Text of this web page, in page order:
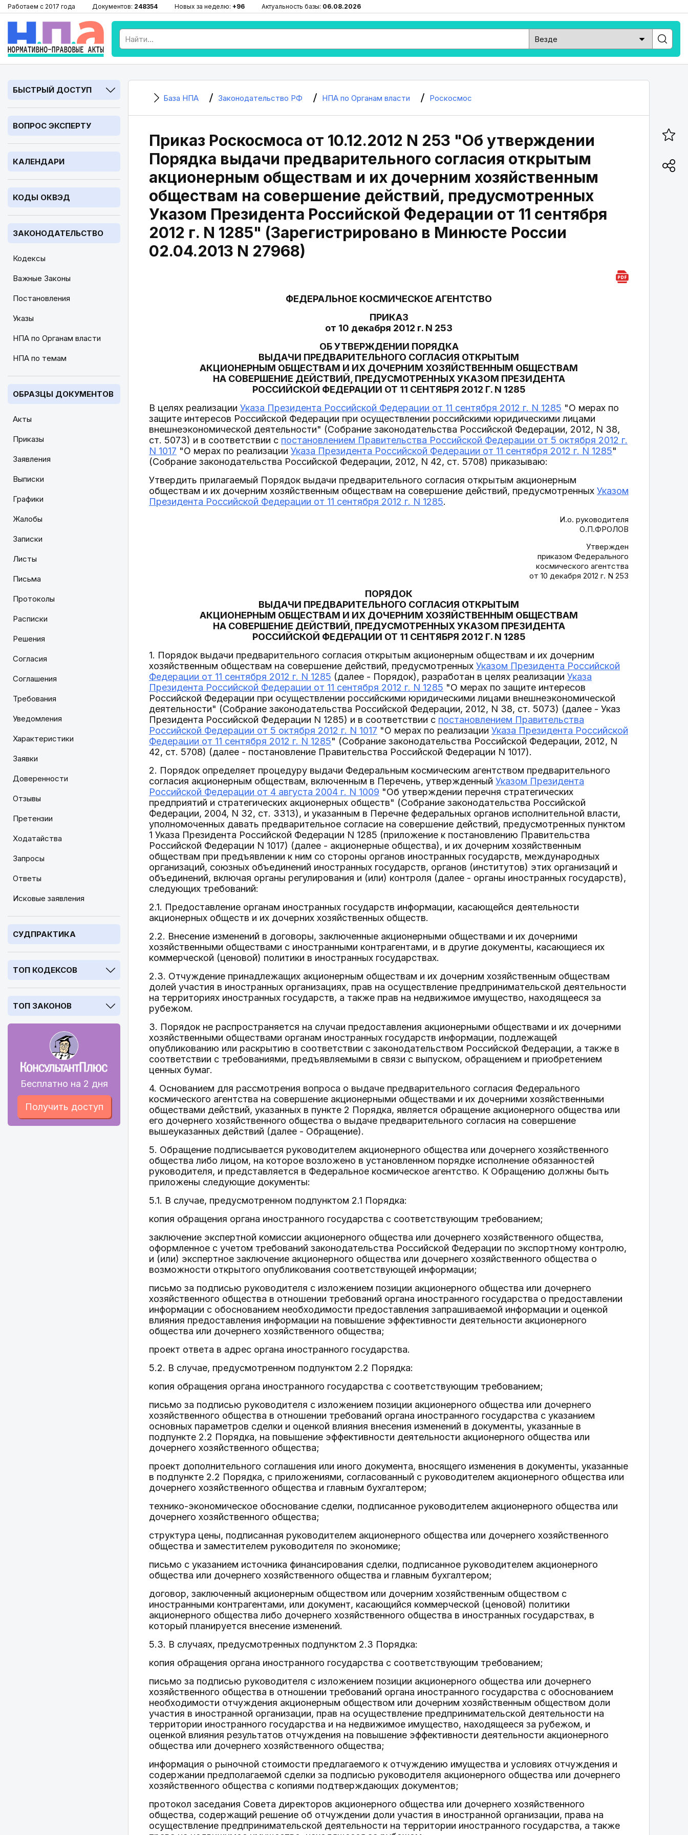
Работаем с 2017 года Документов: 248354 Новых за неделю: +96 Актуальность базы: 06.08.2026
БЫСТРЫЙ ДОСТУП
ВОПРОС ЭКСПЕРТУ
КАЛЕНДАРИ
КОДЫ ОКВЭД
ЗАКОНОДАТЕЛЬСТВО
Кодексы
Важные Законы
Постановления
Указы
НПА по Органам власти
НПА по темам
ОБРАЗЦЫ ДОКУМЕНТОВ
Акты
Приказы
Заявления
Выписки
Графики
Жалобы
Записки
Листы
Письма
Протоколы
Расписки
Решения
Согласия
Соглашения
Требования
Уведомления
Характеристики
Заявки
Доверенности
Отзывы
Претензии
Ходатайства
Запросы
Ответы
Исковые заявления
СУДПРАКТИКА
ТОП КОДЕКСОВ
ТОП ЗАКОНОВ
Бесплатно на 2 дня
Получить доступ
База НПА Законодательство РФ НПА по Органам власти Роскосмос
Приказ Роскосмоса от 10.12.2012 N 253 "Об утверждении
Порядка выдачи предварительного согласия открытым
акционерным обществам и их дочерним хозяйственным
обществам на совершение действий, предусмотренных
Указом Президента Российской Федерации от 11 сентября
2012 г. N 1285" (Зарегистрировано в Минюсте России
02.04.2013 N 27968)
ФЕДЕРАЛЬНОЕ КОСМИЧЕСКОЕ АГЕНТСТВО
ПРИКАЗ
от 10 декабря 2012 г. N 253
ОБ УТВЕРЖДЕНИИ ПОРЯДКА
ВЫДАЧИ ПРЕДВАРИТЕЛЬНОГО СОГЛАСИЯ ОТКРЫТЫМ
АКЦИОНЕРНЫМ ОБЩЕСТВАМ И ИХ ДОЧЕРНИМ ХОЗЯЙСТВЕННЫМ ОБЩЕСТВАМ
НА СОВЕРШЕНИЕ ДЕЙСТВИЙ, ПРЕДУСМОТРЕННЫХ УКАЗОМ ПРЕЗИДЕНТА
РОССИЙСКОЙ ФЕДЕРАЦИИ ОТ 11 СЕНТЯБРЯ 2012 Г. N 1285
В целях реализации Указа Президента Российской Федерации от 11 сентября 2012 г. N 1285 "О мерах по
защите интересов Российской Федерации при осуществлении российскими юридическими лицами
внешнеэкономической деятельности" (Собрание законодательства Российской Федерации, 2012, N 38,
ст. 5073) и в соответствии с постановлением Правительства Российской Федерации от 5 октября 2012 г.
N 1017 "О мерах по реализации Указа Президента Российской Федерации от 11 сентября 2012 г. N 1285"
(Собрание законодательства Российской Федерации, 2012, N 42, ст. 5708) приказываю:
Утвердить прилагаемый Порядок выдачи предварительного согласия открытым акционерным
обществам и их дочерним хозяйственным обществам на совершение действий, предусмотренных Указом
Президента Российской Федерации от 11 сентября 2012 г. N 1285.
И.о. руководителя
О.П.ФРОЛОВ
Утвержден
приказом Федерального
космического агентства
от 10 декабря 2012 г. N 253
ПОРЯДОК
ВЫДАЧИ ПРЕДВАРИТЕЛЬНОГО СОГЛАСИЯ ОТКРЫТЫМ
АКЦИОНЕРНЫМ ОБЩЕСТВАМ И ИХ ДОЧЕРНИМ ХОЗЯЙСТВЕННЫМ ОБЩЕСТВАМ
НА СОВЕРШЕНИЕ ДЕЙСТВИЙ, ПРЕДУСМОТРЕННЫХ УКАЗОМ ПРЕЗИДЕНТА
РОССИЙСКОЙ ФЕДЕРАЦИИ ОТ 11 СЕНТЯБРЯ 2012 Г. N 1285
1. Порядок выдачи предварительного согласия открытым акционерным обществам и их дочерним
хозяйственным обществам на совершение действий, предусмотренных Указом Президента Российской
Федерации от 11 сентября 2012 г. N 1285 (далее - Порядок), разработан в целях реализации Указа
Президента Российской Федерации от 11 сентября 2012 г. N 1285 "О мерах по защите интересов
Российской Федерации при осуществлении российскими юридическими лицами внешнеэкономической
деятельности" (Собрание законодательства Российской Федерации, 2012, N 38, ст. 5073) (далее - Указ
Президента Российской Федерации N 1285) и в соответствии с постановлением Правительства
Российской Федерации от 5 октября 2012 г. N 1017 "О мерах по реализации Указа Президента Российской
Федерации от 11 сентября 2012 г. N 1285" (Собрание законодательства Российской Федерации, 2012, N
42, ст. 5708) (далее - постановление Правительства Российской Федерации N 1017).
2. Порядок определяет процедуру выдачи Федеральным космическим агентством предварительного
согласия акционерным обществам, включенным в Перечень, утвержденный Указом Президента
Российской Федерации от 4 августа 2004 г. N 1009 "Об утверждении перечня стратегических
предприятий и стратегических акционерных обществ" (Собрание законодательства Российской
Федерации, 2004, N 32, ст. 3313), и указанным в Перечне федеральных органов исполнительной власти,
уполномоченных давать предварительное согласие на совершение действий, предусмотренных пунктом
1 Указа Президента Российской Федерации N 1285 (приложение к постановлению Правительства
Российской Федерации N 1017) (далее - акционерные общества), и их дочерним хозяйственным
обществам при предъявлении к ним со стороны органов иностранных государств, международных
организаций, союзных объединений иностранных государств, органов (институтов) этих организаций и
объединений, включая органы регулирования и (или) контроля (далее - органы иностранных государств),
следующих требований:
2.1. Предоставление органам иностранных государств информации, касающейся деятельности
акционерных обществ и их дочерних хозяйственных обществ.
2.2. Внесение изменений в договоры, заключенные акционерными обществами и их дочерними
хозяйственными обществами с иностранными контрагентами, и в другие документы, касающиеся их
коммерческой (ценовой) политики в иностранных государствах.
2.3. Отчуждение принадлежащих акционерным обществам и их дочерним хозяйственным обществам
долей участия в иностранных организациях, прав на осуществление предпринимательской деятельности
на территориях иностранных государств, а также прав на недвижимое имущество, находящееся за
рубежом.
3. Порядок не распространяется на случаи предоставления акционерными обществами и их дочерними
хозяйственными обществами органам иностранных государств информации, подлежащей
опубликованию или раскрытию в соответствии с законодательством Российской Федерации, а также в
соответствии с требованиями, предъявляемыми в связи с выпуском, обращением и приобретением
ценных бумаг.
4. Основанием для рассмотрения вопроса о выдаче предварительного согласия Федерального
космического агентства на совершение акционерными обществами и их дочерними хозяйственными
обществами действий, указанных в пункте 2 Порядка, является обращение акционерного общества или
его дочернего хозяйственного общества о выдаче предварительного согласия на совершение
вышеуказанных действий (далее - Обращение).
5. Обращение подписывается руководителем акционерного общества или дочернего хозяйственного
общества либо лицом, на которое возложено в установленном порядке исполнение обязанностей
руководителя, и представляется в Федеральное космическое агентство. К Обращению должны быть
приложены следующие документы:
5.1. В случае, предусмотренном подпунктом 2.1 Порядка:
копия обращения органа иностранного государства с соответствующим требованием;
заключение экспертной комиссии акционерного общества или дочернего хозяйственного общества,
оформленное с учетом требований законодательства Российской Федерации по экспортному контролю,
и (или) экспертное заключение акционерного общества или дочернего хозяйственного общества о
возможности открытого опубликования соответствующей информации;
письмо за подписью руководителя с изложением позиции акционерного общества или дочернего
хозяйственного общества в отношении требований органа иностранного государства о предоставлении
информации с обоснованием необходимости предоставления запрашиваемой информации и оценкой
влияния предоставления информации на повышение эффективности деятельности акционерного
общества или дочернего хозяйственного общества;
проект ответа в адрес органа иностранного государства.
5.2. В случае, предусмотренном подпунктом 2.2 Порядка:
копия обращения органа иностранного государства с соответствующим требованием;
письмо за подписью руководителя с изложением позиции акционерного общества или дочернего
хозяйственного общества в отношении требований органа иностранного государства с указанием
основных параметров сделки и оценкой влияния внесения изменений в документы, указанные в
подпункте 2.2 Порядка, на повышение эффективности деятельности акционерного общества или
дочернего хозяйственного общества;
проект дополнительного соглашения или иного документа, вносящего изменения в документы, указанные
в подпункте 2.2 Порядка, с приложениями, согласованный с руководителем акционерного общества или
дочернего хозяйственного общества и главным бухгалтером;
технико-экономическое обоснование сделки, подписанное руководителем акционерного общества или
дочернего хозяйственного общества;
структура цены, подписанная руководителем акционерного общества или дочернего хозяйственного
общества и заместителем руководителя по экономике;
письмо с указанием источника финансирования сделки, подписанное руководителем акционерного
общества или дочернего хозяйственного общества и главным бухгалтером;
договор, заключенный акционерным обществом или дочерним хозяйственным обществом с
иностранными контрагентами, или документ, касающийся коммерческой (ценовой) политики
акционерного общества либо дочернего хозяйственного общества в иностранных государствах, в
который планируется внесение изменений.
5.3. В случаях, предусмотренных подпунктом 2.3 Порядка:
копия обращения органа иностранного государства с соответствующим требованием;
письмо за подписью руководителя с изложением позиции акционерного общества или дочернего
хозяйственного общества в отношении требований органа иностранного государства с обоснованием
необходимости отчуждения акционерным обществом или дочерним хозяйственным обществом доли
участия в иностранной организации, прав на осуществление предпринимательской деятельности на
территории иностранного государства и на недвижимое имущество, находящееся за рубежом, и
оценкой влияния результатов отчуждения на повышение эффективности деятельности акционерного
общества или дочернего хозяйственного общества;
информация о рыночной стоимости предлагаемого к отчуждению имущества и условиях отчуждения и
содержании предполагаемой сделки за подписью руководителя акционерного общества или дочернего
хозяйственного общества с копиями подтверждающих документов;
протокол заседания Совета директоров акционерного общества или дочернего хозяйственного
общества, содержащий решение об отчуждении доли участия в иностранной организации, права на
осуществление предпринимательской деятельности на территории иностранного государства, а также